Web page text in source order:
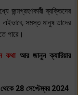
জন্মগ্রহণকারী ব্যক্তিদের
সমস্ত মানুষ তাদের
পারে।
কথা আর জানুন ক্যারিয়ার
থেকে 28 সেপ্টেম্বর 2024